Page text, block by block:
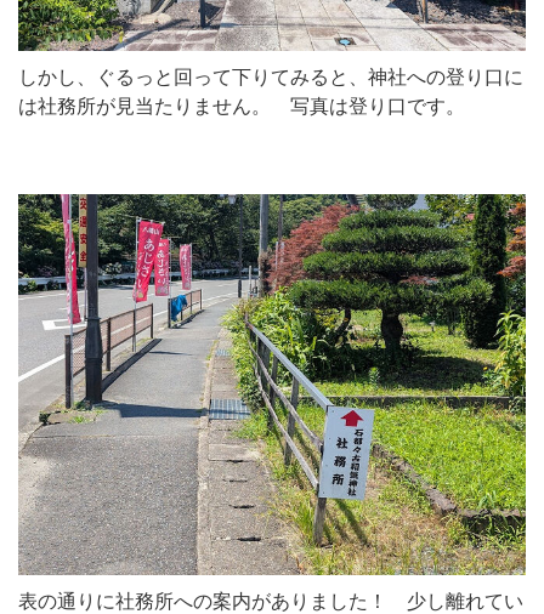
しかし、ぐるっと回って下りてみると、神社への登り口に
は社務所が見当たりません。 写真は登り口です。
表の通りに社務所への案内がありました！ 少し離れてい